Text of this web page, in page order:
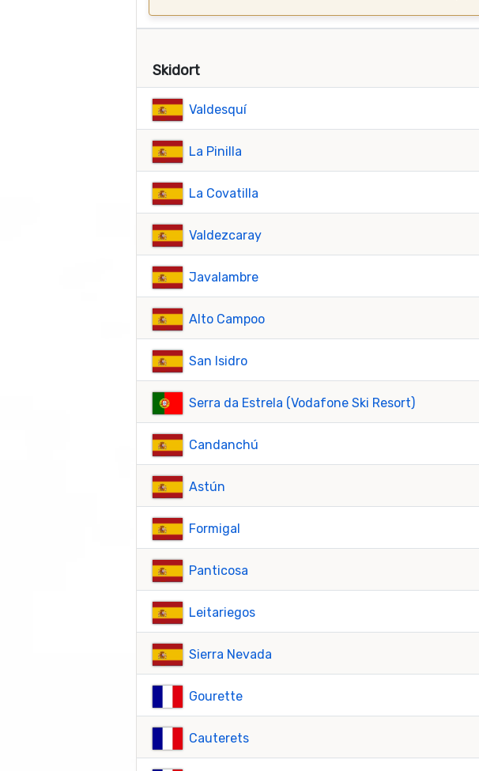
Skidort
Valdesquí
La Pinilla
La Covatilla
Valdezcaray
Javalambre
Alto Campoo
San Isidro
Serra da Estrela (Vodafone Ski Resort)
Candanchú
Astún
Formigal
Panticosa
Leitariegos
Sierra Nevada
Gourette
Cauterets